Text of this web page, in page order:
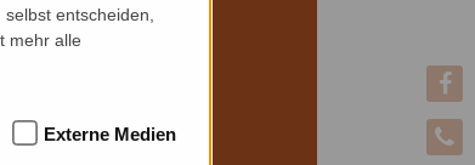
entscheiden,
mehr alle
Externe Medien